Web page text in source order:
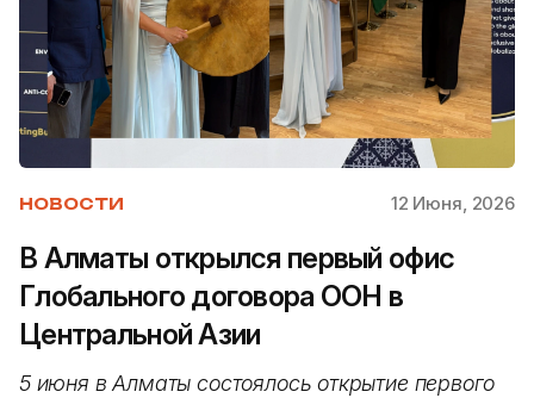
НОВОСТИ 12 Июня, 2026
В Алматы открылся первый офис
Глобального договора ООН в
Центральной Азии
5 июня в Алматы состоялось открытие первого